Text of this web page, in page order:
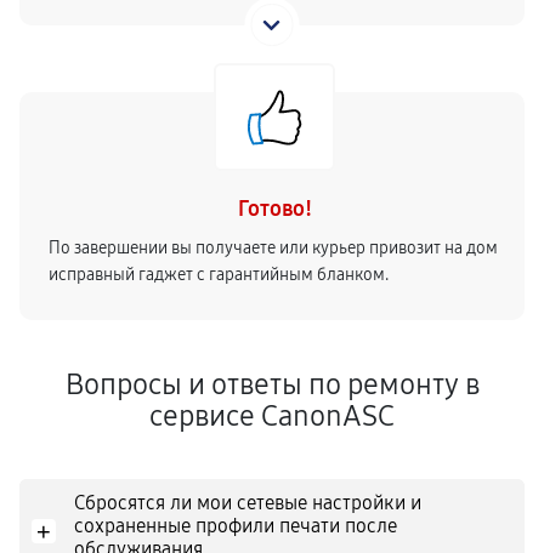
Готово!
По завершении вы получаете или курьер привозит на дом
исправный гаджет с гарантийным бланком.
Вопросы и ответы по ремонту в
сервисе CanonASC
+
Сбросятся ли мои сетевые настройки и
сохраненные профили печати после